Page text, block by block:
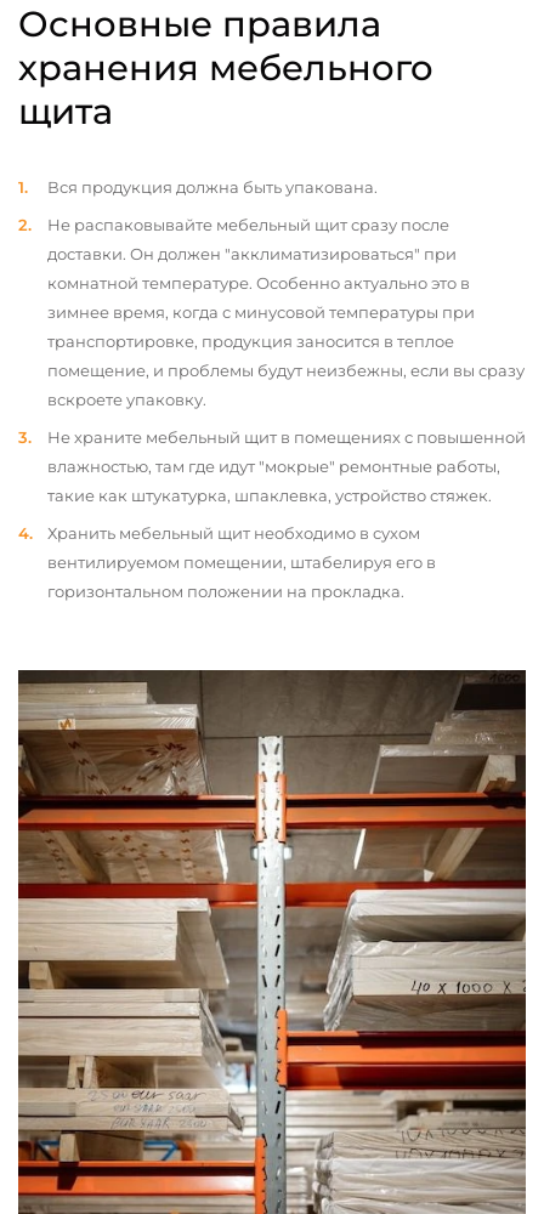
Основные правила
хранения мебельного
щита
Вся продукция должна быть упакована.
Не распаковывайте мебельный щит сразу после
доставки. Он должен "акклиматизироваться" при
комнатной температуре. Особенно актуально это в
зимнее время, когда с минусовой температуры при
транспортировке, продукция заносится в теплое
помещение, и проблемы будут неизбежны, если вы сразу
вскроете упаковку.
Не храните мебельный щит в помещениях с повышенной
влажностью, там где идут "мокрые" ремонтные работы,
такие как штукатурка, шпаклевка, устройство стяжек.
Хранить мебельный щит необходимо в сухом
вентилируемом помещении, штабелируя его в
горизонтальном положении на прокладка.